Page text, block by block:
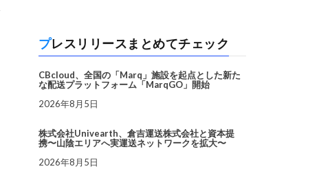
プレスリリースまとめてチェック
CBcloud、全国の「Marq」施設を起点とした新た
な配送プラットフォーム「MarqGO」開始
2026年8月5日
株式会社Univearth、倉吉運送株式会社と資本提
携〜山陰エリアへ実運送ネットワークを拡大〜
2026年8月5日